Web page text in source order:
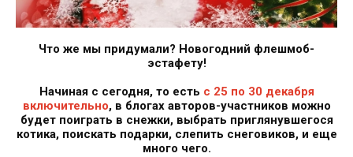
Что же мы придумали? Новогодний флешмоб-
эстафету!
Начиная с сегодня, то есть с 25 по 30 декабря
включительно, в блогах авторов-участников можно
будет поиграть в снежки, выбрать приглянувшегося
котика, поискать подарки, слепить снеговиков, и еще
много чего.